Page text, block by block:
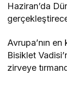
Haziran’da
Avrupa’nın
Bisiklet
zirveye